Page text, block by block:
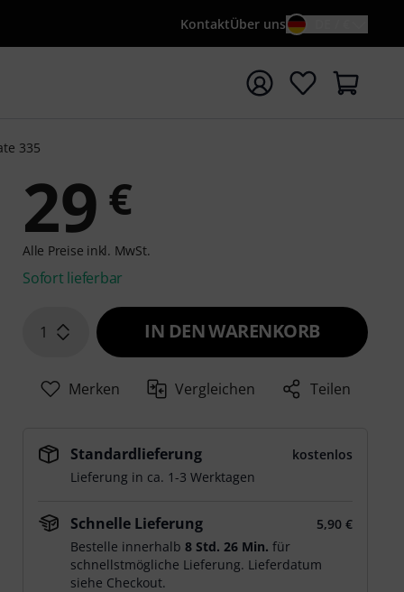
KontaktÜber uns
mit Suchwort {searchTerm} starten
335
29 €
Alle Preise inkl. MwSt.
Sofort lieferbar
1 IN DEN WARENKORB
Merken Vergleichen Teilen
Standardlieferung
kostenlos
Lieferung in ca. 1-3 Werktagen
Schnelle Lieferung
5,90 €
Bestelle innerhalb8 Std. 26 Min. für
schnellstmögliche Lieferung. Lieferdatum
siehe Checkout.